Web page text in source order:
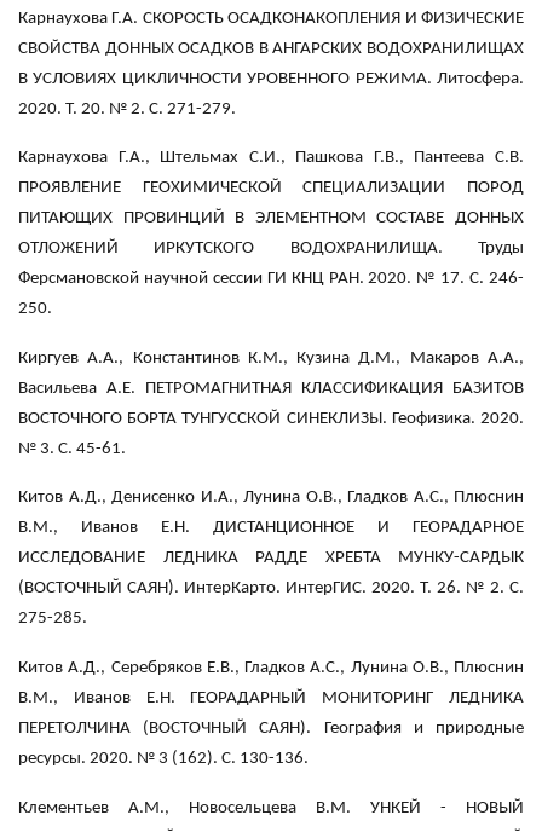
Карнаухова Г.А. СКОРОСТЬ ОСАДКОНАКОПЛЕНИЯ И ФИЗИЧЕСКИЕ
СВОЙСТВА ДОННЫХ ОСАДКОВ В АНГАРСКИХ ВОДОХРАНИЛИЩАХ
В УСЛОВИЯХ ЦИКЛИЧНОСТИ УРОВЕННОГО РЕЖИМА. Литосфера.
2020. Т. 20. № 2. С. 271-279.
Карнаухова Г.А., Штельмах С.И., Пашкова Г.В., Пантеева С.В.
ПРОЯВЛЕНИЕ ГЕОХИМИЧЕСКОЙ СПЕЦИАЛИЗАЦИИ ПОРОД
ПИТАЮЩИХ ПРОВИНЦИЙ В ЭЛЕМЕНТНОМ СОСТАВЕ ДОННЫХ
ОТЛОЖЕНИЙ ИРКУТСКОГО ВОДОХРАНИЛИЩА. Труды
Ферсмановской научной сессии ГИ КНЦ РАН. 2020. № 17. С. 246-
250.
Киргуев А.А., Константинов К.М., Кузина Д.М., Макаров А.А.,
Васильева А.Е. ПЕТРОМАГНИТНАЯ КЛАССИФИКАЦИЯ БАЗИТОВ
ВОСТОЧНОГО БОРТА ТУНГУССКОЙ СИНЕКЛИЗЫ. Геофизика. 2020.
№ 3. С. 45-61.
Китов А.Д., Денисенко И.А., Лунина О.В., Гладков А.С., Плюснин
В.М., Иванов Е.Н. ДИСТАНЦИОННОЕ И ГЕОРАДАРНОЕ
ИССЛЕДОВАНИЕ ЛЕДНИКА РАДДЕ ХРЕБТА МУНКУ-САРДЫК
(ВОСТОЧНЫЙ САЯН). ИнтерКарто. ИнтерГИС. 2020. Т. 26. № 2. С.
275-285.
Китов А.Д., Серебряков Е.В., Гладков А.С., Лунина О.В., Плюснин
В.М., Иванов Е.Н. ГЕОРАДАРНЫЙ МОНИТОРИНГ ЛЕДНИКА
ПЕРЕТОЛЧИНА (ВОСТОЧНЫЙ САЯН). География и природные
ресурсы. 2020. № 3 (162). С. 130-136.
Клементьев А.М., Новосельцева В.М. УНКЕЙ - НОВЫЙ